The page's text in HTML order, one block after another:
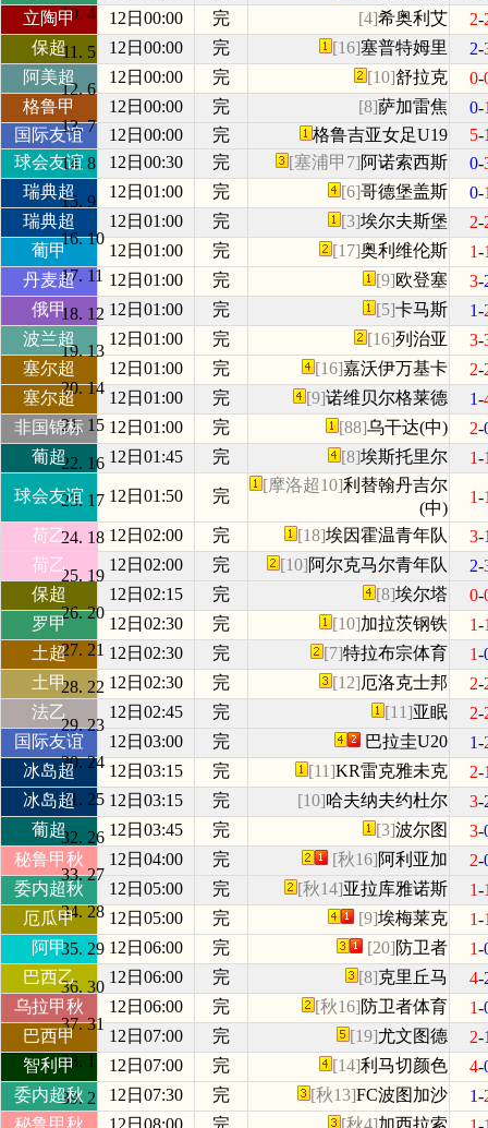
4
5
6
7
8
9
10
11
12
13
14
15
16
17
18
19
20
21
22
23
24
25
26
27
28
29
30
31
1
2
立陶甲
12日00:00 完 [4]希奥利艾 2-
保超
12日00:00 完 [16]塞普特姆里 2-
阿美超
12日00:00 完 [10]舒拉克 0-
格鲁甲
12日00:00 完 [8]萨加雷焦 0-
国际友谊
12日00:00 完 格鲁吉亚女足U19 5-
球会友谊
12日00:30 完 [塞浦甲7]阿诺索西斯 0-
瑞典超
12日01:00 完 [6]哥德堡盖斯 0-
瑞典超
12日01:00 完 [3]埃尔夫斯堡 2-
葡甲
12日01:00 完 [17]奥利维伦斯 1-
丹麦超
12日01:00 完 [9]欧登塞 3-
俄甲
12日01:00 完 [5]卡马斯 1-
波兰超
12日01:00 完 [16]列治亚 3-
塞尔超
12日01:00 完 [16]嘉沃伊万基卡 2-
塞尔超
12日01:00 完 [9]诺维贝尔格莱德 1-
非国锦标
12日01:00 完 [88]乌干达(中) 2-
葡超
12日01:45 完 [8]埃斯托里尔 1-
球会友谊 12日01:50 完
[摩洛超10]利替翰丹吉尔
(中)
1-
荷乙 12日02:00 完 [18]埃因霍温青年队 3-
荷乙
12日02:00 完 [10]阿尔克马尔青年队 2-
保超
12日02:15 完 [8]埃尔塔 0-
罗甲
12日02:30 完 [10]加拉茨钢铁 1-
土超
12日02:30 完 [7]特拉布宗体育 1-
土甲
12日02:30 完 [12]厄洛克士邦 2-
法乙
12日02:45 完 [11]亚眠 2-
国际友谊
12日03:00 完 巴拉圭U20 1-
冰岛超
12日03:15 完 [11]KR雷克雅未克 2-
冰岛超
12日03:15 完 [10]哈夫纳夫约杜尔 3-
葡超
12日03:45 完 [3]波尔图 3-
秘鲁甲秋
12日04:00 完 [秋16]阿利亚加 2-
委内超秋
12日05:00 完 [秋14]亚拉库雅诺斯 1-
厄瓜甲
12日05:00 完 [9]埃梅莱克 1-
阿甲
12日06:00 完 [20]防卫者 1-
巴西乙
12日06:00 完 [8]克里丘马 4-
乌拉甲秋
12日06:00 完 [秋16]防卫者体育 1-
巴西甲
12日07:00 完 [19]尤文图德 2-
智利甲
12日07:00 完 [14]利马切颜色 4-
委内超秋
12日07:30 完 [秋13]FC波图加沙 1-
秘鲁甲秋
12日08:00 完 [秋4]加西拉索